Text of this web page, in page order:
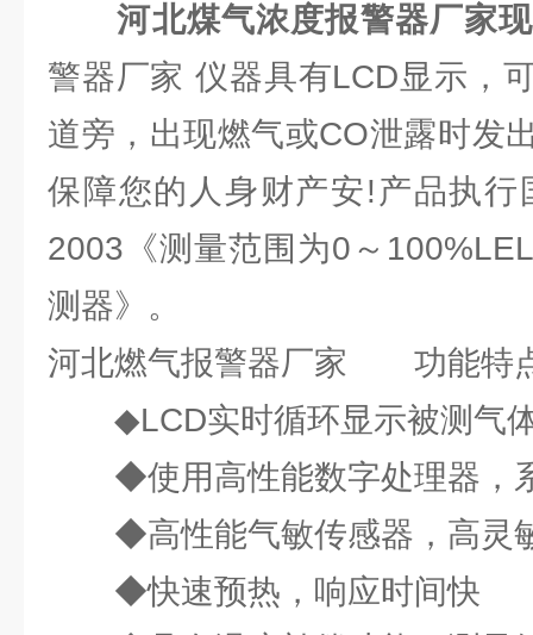
河北煤气浓度报警器厂家
警器厂家 仪器具有LCD显示，
道旁，出现燃气或CO泄露时发
保障您的人身财产安!产品执行
2003《测量范围为0～
测器》。
河北燃气报警器厂家 功能特
◆LCD实时循环显示被测气
◆使用高性能数字处理器，
◆高性能气敏传感器，高灵
◆快速预热，响应时间快